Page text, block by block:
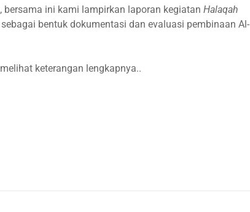
bersama ini kami lampirkan laporan kegiatan Halaqah
bentuk dokumentasi dan evaluasi pembinaan Al-
keterangan lengkapnya..